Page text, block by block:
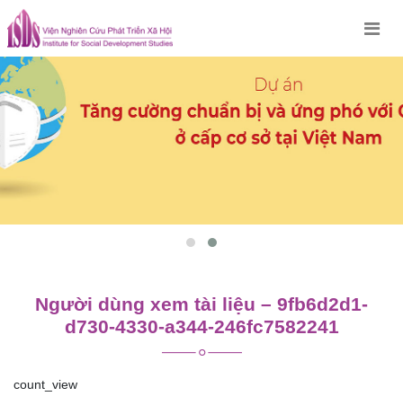
Skip
to
content
Người dùng xem tài liệu – 9fb6d2d1-
d730-4330-a344-246fc7582241
count_view